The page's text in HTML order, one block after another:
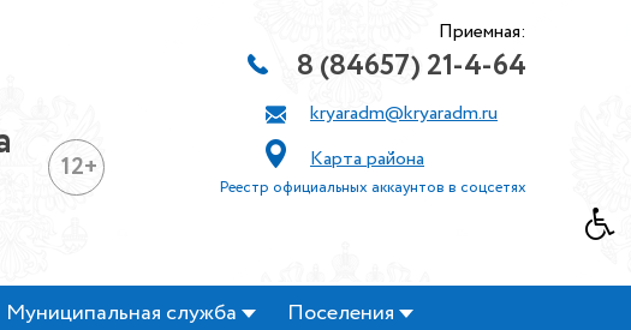
12+
Приемная:
8 (84657) 21-4-64
kryaradm@kryaradm.ru
Карта района
Реестр официальных аккаунтов в соцсетях
Муниципальная служба
Поселения